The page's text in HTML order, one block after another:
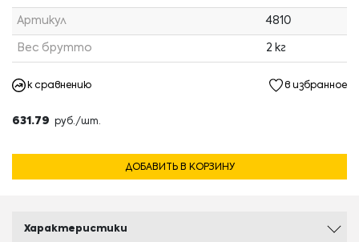
Артикул 4810
Вес брутто 2 кг
к сравнению в избранное
631.79 руб./шт.
ДОБАВИТЬ В КОРЗИНУ
Характеристики